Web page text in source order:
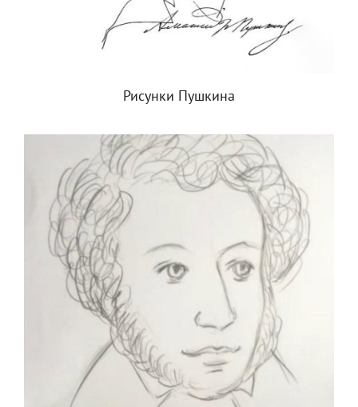
Рисунки Пушкина